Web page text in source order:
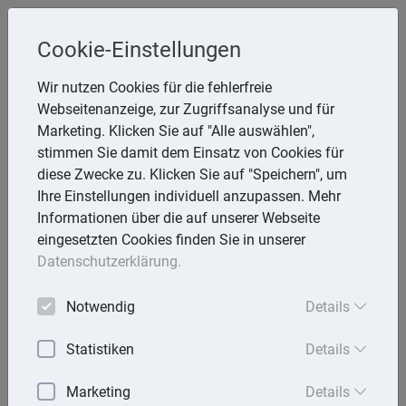
Melzer, StB
Storchsnest 6, 74535 Mainhardt
Telefon: 7903 7736
E-Mail:rathmann.melzer@t-online.de
Lexika
Volltext-Suche in den Lexika
Cookie-Einstellungen
Wir nutzen Cookies für die fehlerfreie
Webseitenanzeige, zur Zugriffsanalyse und für
Marketing. Klicken Sie auf "Alle auswählen",
stimmen Sie damit dem Einsatz von Cookies für
diese Zwecke zu. Klicken Sie auf "Speichern", um
Ihre Einstellungen individuell anzupassen. Mehr
Informationen über die auf unserer Webseite
eingesetzten Cookies finden Sie in unserer
Datenschutzerklärung.
Notwendig Details
Statistiken Details
Marketing Details